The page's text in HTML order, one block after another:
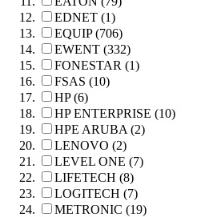
EDNET (1)
EQUIP (706)
EWENT (332)
FONESTAR (1)
FSAS (10)
HP (6)
HP ENTERPRISE (10)
HPE ARUBA (2)
LENOVO (2)
LEVEL ONE (7)
LIFETECH (8)
LOGITECH (7)
METRONIC (19)